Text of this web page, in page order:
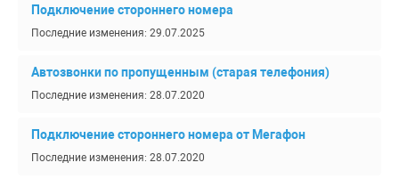
Подключение стороннего номера
Последние изменения: 29.07.2025
Автозвонки по пропущенным (старая телефония)
Последние изменения: 28.07.2020
​Подключение стороннего номера от Мегафон
Последние изменения: 28.07.2020